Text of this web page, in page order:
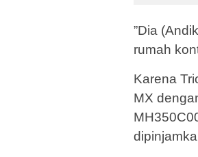
”Dia
rumah
Karena
MX